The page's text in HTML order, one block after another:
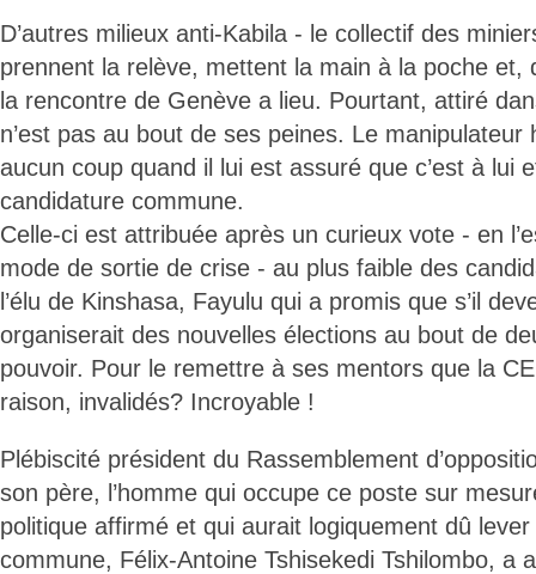
D’autres milieux anti-Kabila - le collectif des
prennent la relève, mettent la main à la poche et,
la rencontre de Genève a lieu. Pourtant, attiré
n’est pas au bout de ses peines. Le manipulateur
aucun coup quand il lui est assuré que c’est à lui
candidature commune.
Celle-ci est attribuée après un curieux vote - en
mode de sortie de crise - au plus faible des
l’élu de Kinshasa, Fayulu qui a promis que s’il
organiserait des nouvelles élections au bout de
pouvoir. Pour le remettre à ses mentors que la
raison, invalidés? Incroyable !
Plébiscité président du Rassemblement
son père, l’homme qui occupe ce poste sur
politique affirmé et qui aurait logiquement dû
commune, Félix-Antoine Tshisekedi Tshilombo, a